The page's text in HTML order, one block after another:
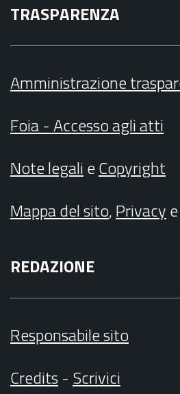
TRASPARENZA
Amministrazione
Foia - Accesso agli atti
Note legalieCopyright
Mappa del sito,Privacye
REDAZIONE
Responsabile sito
Credits- Scrivici